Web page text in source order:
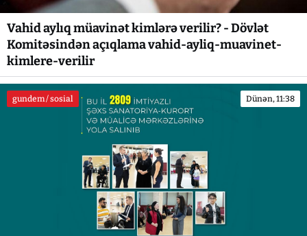
Vahid aylıq müavinət kimlərə verilir? - Dövlət
Komitəsindən açıqlama vahid-ayliq-muavinet-
kimlere-verilir
gundem / sosial Dünən, 11:38